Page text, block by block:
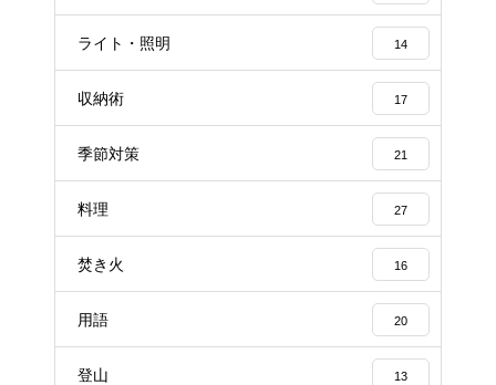
ライト・照明 14
収納術 17
季節対策 21
料理 27
焚き火 16
用語 20
登山 13